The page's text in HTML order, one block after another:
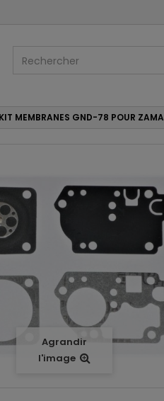
KIT MEMBRANES GND-78 POUR ZAMA
Agrandir
l'image